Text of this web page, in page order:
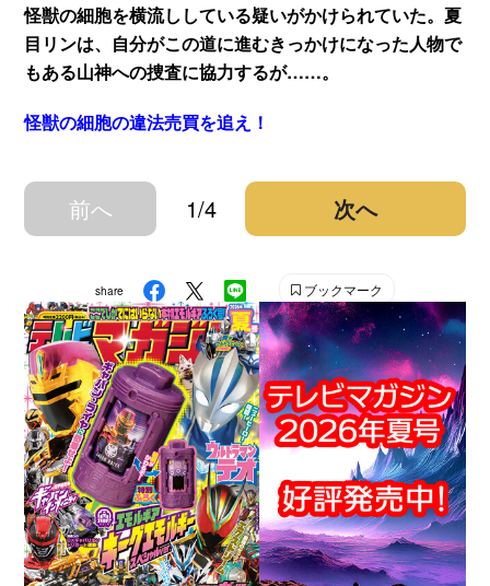
怪獣の細胞を横流ししている疑いがかけられていた。夏
目リンは、自分がこの道に進むきっかけになった人物で
もある山神への捜査に協力するが……。
怪獣の細胞の違法売買を追え！
前へ 1/4 次へ
share ブックマーク